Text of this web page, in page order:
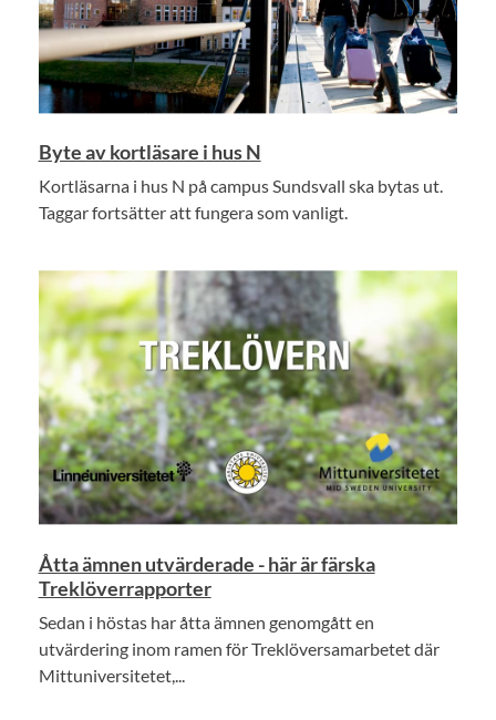
Byte av kortläsare i hus N
Kortläsarna i hus N på campus Sundsvall ska bytas ut.
Taggar fortsätter att fungera som vanligt.
Åtta ämnen utvärderade - här är färska
Treklöverrapporter
Sedan i höstas har åtta ämnen genomgått en
utvärdering inom ramen för Treklöversamarbetet där
Mittuniversitetet,...